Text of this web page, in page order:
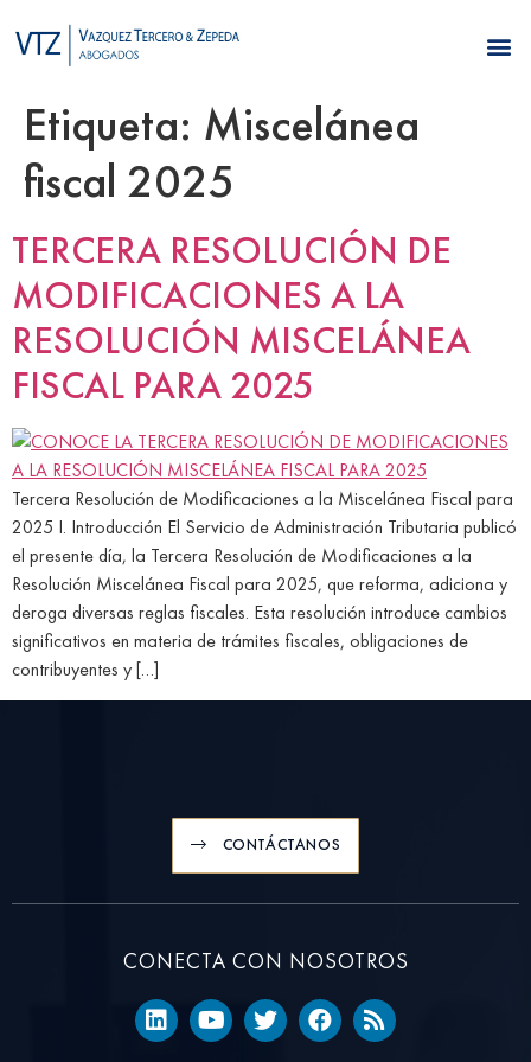
Etiqueta: Miscelánea
fiscal 2025
TERCERA RESOLUCIÓN DE
MODIFICACIONES A LA
RESOLUCIÓN MISCELÁNEA
FISCAL PARA 2025
Tercera Resolución de Modificaciones a la Miscelánea Fiscal para
2025 I. Introducción El Servicio de Administración Tributaria publicó
el presente día, la Tercera Resolución de Modificaciones a la
Resolución Miscelánea Fiscal para 2025, que reforma, adiciona y
deroga diversas reglas fiscales. Esta resolución introduce cambios
significativos en materia de trámites fiscales, obligaciones de
contribuyentes y […]
CONTÁCTANOS
CONECTA CON NOSOTROS